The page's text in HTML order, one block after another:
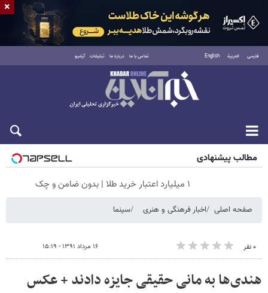
فارسی العربية English تماس با ما درباره ما تبلیغات آرشیو
جمعه ۱۶ مرداد ۱۴۰۵
مطالب پیشنهادی
۱ میلیارد اعتبار خرید طلا | بدون ضامن و چک
صفحه اصلی اخبار فرهنگی و هنری سینما
۰ نفر ۱۶ مرداد ۱۳۹۱ - ۱۵:۱۹
هندی‌ها به مانی حقیقی جایزه دادند + عکس
×